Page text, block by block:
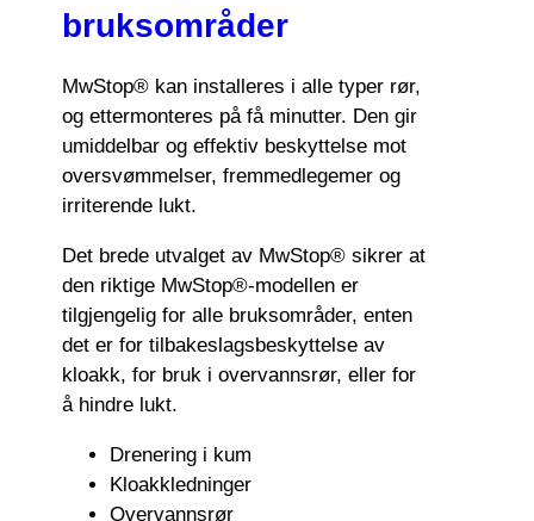
bruksområder
MwStop® kan installeres i alle typer rør,
og ettermonteres på få minutter. Den gir
umiddelbar og effektiv beskyttelse mot
oversvømmelser, fremmedlegemer og
irriterende lukt.
Det brede utvalget av MwStop® sikrer at
den riktige MwStop®-modellen er
tilgjengelig for alle bruksområder, enten
det er for tilbakeslagsbeskyttelse av
kloakk, for bruk i overvannsrør, eller for
å hindre lukt.
Drenering i kum
Kloakkledninger
Overvannsrør